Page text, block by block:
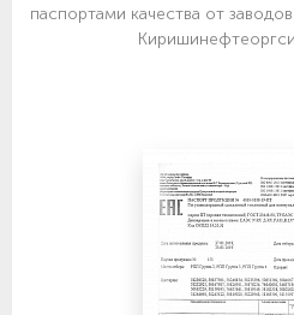
паспортами качества от